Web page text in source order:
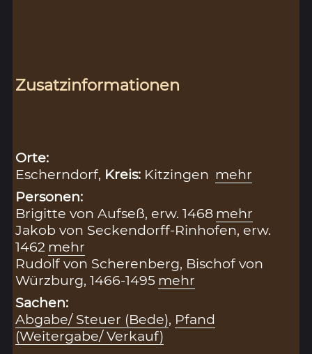
Zusatzinformationen
Orte:
Escherndorf, Kreis: Kitzingen mehr
Personen:
Brigitte von Aufseß, erw. 1468 mehr
Jakob von Seckendorff-Rinhofen, erw.
1462 mehr
Rudolf von Scherenberg, Bischof von
Würzburg, 1466-1495 mehr
Sachen:
Abgabe/ Steuer (Bede), Pfand
(Weitergabe/ Verkauf)